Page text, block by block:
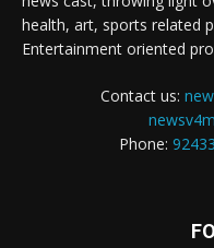
health, art, sports related
Entertainment oriented
Contact us:
Phone: